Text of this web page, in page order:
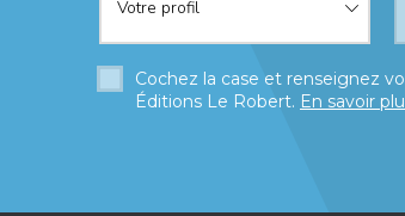
Votre profil
Cochez la case et renseignez
Éditions Le Robert. En savoir